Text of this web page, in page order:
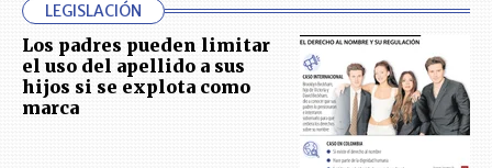
LEGISLACIÓN
Los padres pueden limitar
el uso del apellido a sus
hijos si se explota como
marca